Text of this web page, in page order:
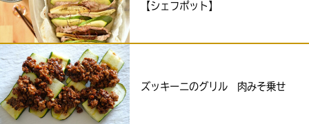
【シェフポット】
ズッキーニのグリル 肉みそ乗せ